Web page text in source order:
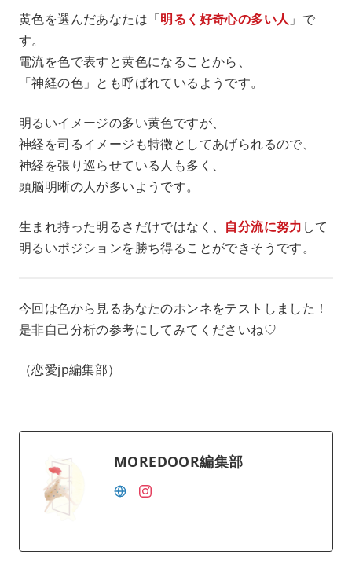
黄色を選んだあなたは「明るく好奇心の多い人 」で
す。
電流を色で表すと黄色になることから、
「神経の色」とも呼ばれているようです。
明るいイメージの多い黄色ですが、
神経を司るイメージも特徴としてあげられるので、
神経を張り巡らせている人も多く、
頭脳明晰の人が多いようです。
生まれ持った明るさだけではなく、 自分流に努力 して
明るいポジションを勝ち得ることができそうです。
今回は色から見るあなたのホンネをテストしました！
是非自己分析の参考にしてみてくださいね♡
（恋愛jp編集部）
MOREDOOR編集部